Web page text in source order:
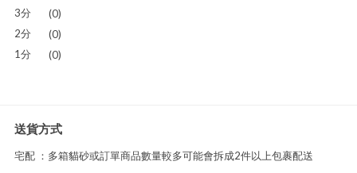
3分
(0)
2分
(0)
1分
(0)
送貨方式
宅配 ：多箱貓砂或訂單商品數量較多可能會拆成2件以上包裹配送